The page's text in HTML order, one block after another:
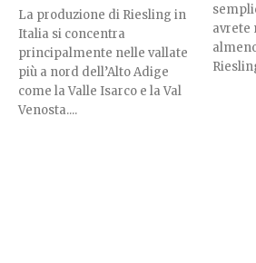
La produzione di Riesling in
Italia si concentra
principalmente nelle vallate
più a nord dell’Alto Adige
come la Valle Isarco e la Val
Venosta....
avrete